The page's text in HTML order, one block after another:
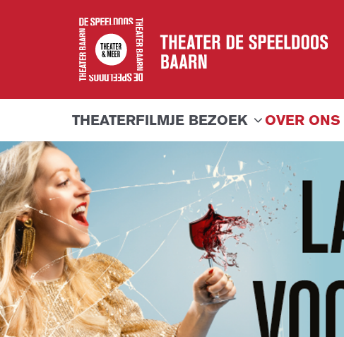
THEATERFILMJE BEZOEK OVER ONS